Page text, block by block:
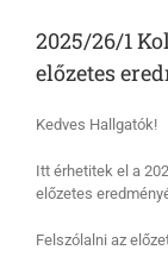
2025/26/1
előzetes
Kedves Hallgatók!
Itt érhetitek el a
előzetes
Felszólalni az